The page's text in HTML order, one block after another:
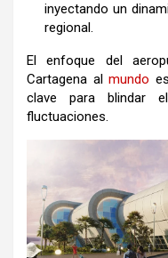
inyectando un
regional.
El enfoque del
Cartagena almundo
clave para blindar
fluctuaciones.